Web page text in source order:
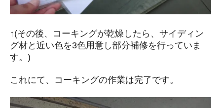
↑(その後、コーキングが乾燥したら、サイディン
グ材と近い色を3色用意し部分補修を行っていま
す。)
これにて、コーキングの作業は完了です。